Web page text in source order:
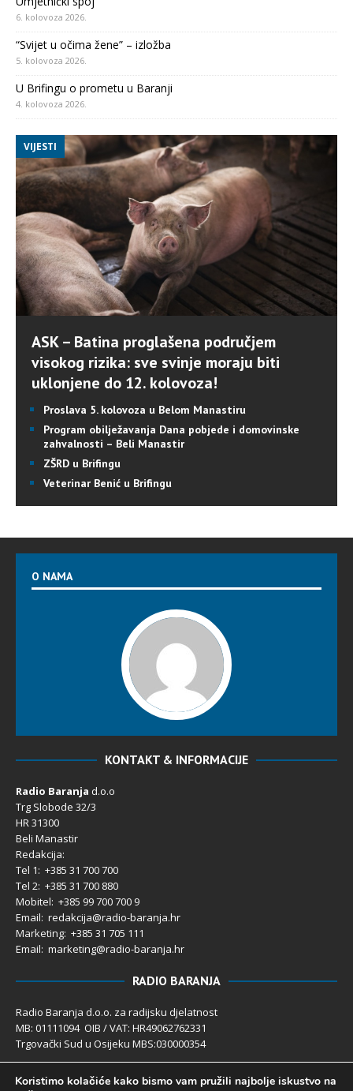
6. kolovoza 2026.
“Svijet u očima žene” – izložba
5. kolovoza 2026.
U Brifingu o prometu u Baranji
4. kolovoza 2026.
VIJESTI
ASK – Batina proglašena područjem
visokog rizika: sve svinje moraju biti
uklonjene do 12. kolovoza!
Proslava 5. kolovoza u Belom Manastiru
Program obilježavanja Dana pobjede i domovinske
zahvalnosti – Beli Manastir
ZŠRD u Brifingu
Veterinar Benić u Brifingu
O NAMA
KONTAKT & INFORMACIJE
Radio Baranja d.o.o
Trg Slobode 32/3
HR 31300
Beli Manastir
Redakcija:
Tel 1: +385 31 700 700
Tel 2: +385 31 700 880
Mobitel: +385 99 700 700 9
Email: redakcija@radio-baranja.hr
Marketing: +385 31 705 111
Email: marketing@radio-baranja.hr
RADIO BARANJA
Radio Baranja d.o.o. za radijsku djelatnost
MB: 01111094 OIB / VAT: HR49062762331
Trgovački Sud u Osijeku MBS:030000354
Temeljni kapital 2.600,00 € uplaćen u cijelosti
Koristimo kolačiće kako bismo vam pružili najbolje iskustvo na